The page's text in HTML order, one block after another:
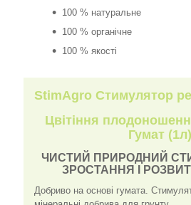
100 % натуральне
100 % органічне
100 % якості
StimAgro Стимулятор
Цвітіння
Гумат (1л)
ЧИСТИЙ ПРИРОДНИЙ
ЗРОСТАННЯ І
Добриво на основі гумата.